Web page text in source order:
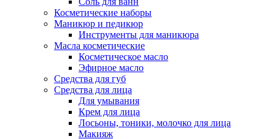
Косметические наборы
Маникюр и педикюр
Инструменты для маникюра
Масла косметические
Косметическое масло
Эфирное масло
Средства для губ
Средства для лица
Для умывания
Крем для лица
Лосьоны, тоники, молочко для лица
Макияж